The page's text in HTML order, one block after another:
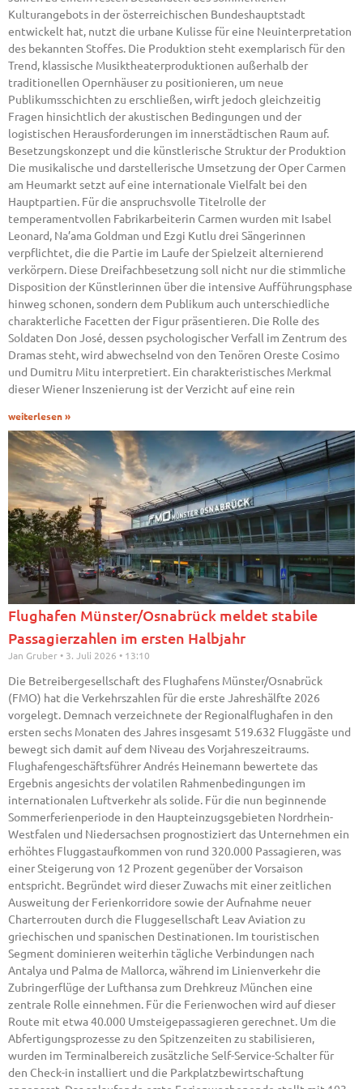
Kulturangebots in der österreichischen Bundeshauptstadt
entwickelt hat, nutzt die urbane Kulisse für eine Neuinterpretation
des bekannten Stoffes. Die Produktion steht exemplarisch für den
Trend, klassische Musiktheaterproduktionen außerhalb der
traditionellen Opernhäuser zu positionieren, um neue
Publikumsschichten zu erschließen, wirft jedoch gleichzeitig
Fragen hinsichtlich der akustischen Bedingungen und der
logistischen Herausforderungen im innerstädtischen Raum auf.
Besetzungskonzept und die künstlerische Struktur der Produktion
Die musikalische und darstellerische Umsetzung der Oper Carmen
am Heumarkt setzt auf eine internationale Vielfalt bei den
Hauptpartien. Für die anspruchsvolle Titelrolle der
temperamentvollen Fabrikarbeiterin Carmen wurden mit Isabel
Leonard, Na’ama Goldman und Ezgi Kutlu drei Sängerinnen
verpflichtet, die die Partie im Laufe der Spielzeit alternierend
verkörpern. Diese Dreifachbesetzung soll nicht nur die stimmliche
Disposition der Künstlerinnen über die intensive Aufführungsphase
hinweg schonen, sondern dem Publikum auch unterschiedliche
charakterliche Facetten der Figur präsentieren. Die Rolle des
Soldaten Don José, dessen psychologischer Verfall im Zentrum des
Dramas steht, wird abwechselnd von den Tenören Oreste Cosimo
und Dumitru Mitu interpretiert. Ein charakteristisches Merkmal
dieser Wiener Inszenierung ist der Verzicht auf eine rein
weiterlesen »
Flughafen Münster/Osnabrück meldet stabile
Passagierzahlen im ersten Halbjahr
Jan Gruber 3. Juli 2026 13:10
Die Betreibergesellschaft des Flughafens Münster/Osnabrück
(FMO) hat die Verkehrszahlen für die erste Jahreshälfte 2026
vorgelegt. Demnach verzeichnete der Regionalflughafen in den
ersten sechs Monaten des Jahres insgesamt 519.632 Fluggäste und
bewegt sich damit auf dem Niveau des Vorjahreszeitraums.
Flughafengeschäftsführer Andrés Heinemann bewertete das
Ergebnis angesichts der volatilen Rahmenbedingungen im
internationalen Luftverkehr als solide. Für die nun beginnende
Sommerferienperiode in den Haupteinzugsgebieten Nordrhein-
Westfalen und Niedersachsen prognostiziert das Unternehmen ein
erhöhtes Fluggastaufkommen von rund 320.000 Passagieren, was
einer Steigerung von 12 Prozent gegenüber der Vorsaison
entspricht. Begründet wird dieser Zuwachs mit einer zeitlichen
Ausweitung der Ferienkorridore sowie der Aufnahme neuer
Charterrouten durch die Fluggesellschaft Leav Aviation zu
griechischen und spanischen Destinationen. Im touristischen
Segment dominieren weiterhin tägliche Verbindungen nach
Antalya und Palma de Mallorca, während im Linienverkehr die
Zubringerflüge der Lufthansa zum Drehkreuz München eine
zentrale Rolle einnehmen. Für die Ferienwochen wird auf dieser
Route mit etwa 40.000 Umsteigepassagieren gerechnet. Um die
Abfertigungsprozesse zu den Spitzenzeiten zu stabilisieren,
wurden im Terminalbereich zusätzliche Self-Service-Schalter für
den Check-in installiert und die Parkplatzbewirtschaftung